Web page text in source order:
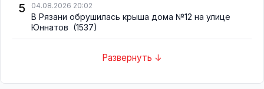
5 04.08.2026 20:02
В Рязани обрушилась крыша дома №12 на улице
Юннатов (1537)
Развернуть ↓